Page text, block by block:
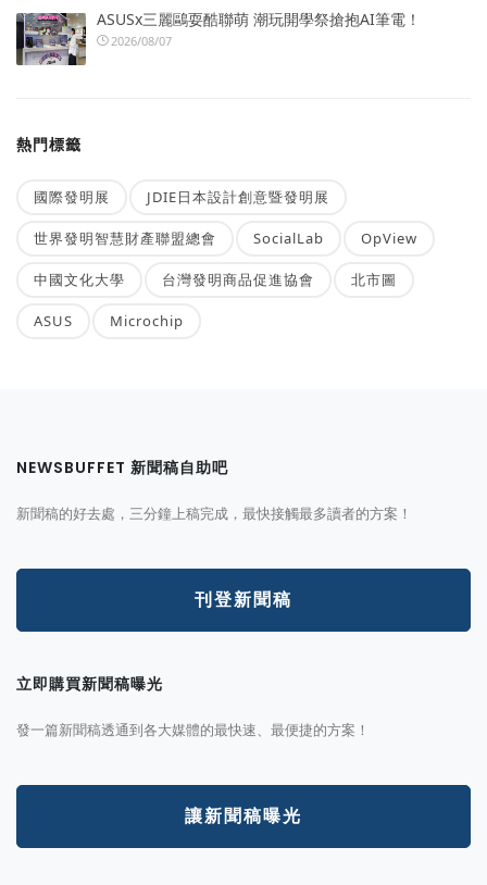
ASUSx三麗鷗耍酷聯萌 潮玩開學祭搶抱AI筆電！
2026/08/07
熱門標籤
國際發明展 JDIE日本設計創意暨發明展
世界發明智慧財產聯盟總會 SocialLab OpView
中國文化大學 台灣發明商品促進協會 北市圖
ASUS Microchip
NEWSBUFFET 新聞稿自助吧
新聞稿的好去處，三分鐘上稿完成，最快接觸最多讀者的方案！
刊登新聞稿
立即購買新聞稿曝光
發一篇新聞稿透通到各大媒體的最快速、最便捷的方案！
讓新聞稿曝光